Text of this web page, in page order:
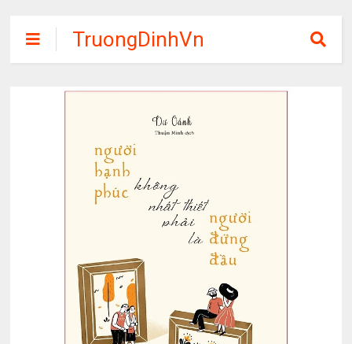
TruongDinhVn
Chia sẽ ebook,
các khóa học,
phần mềm học
tập miễn phí